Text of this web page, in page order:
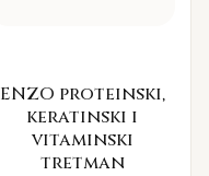
ENZO proteinski,
keratinski i
vitaminski
tretman